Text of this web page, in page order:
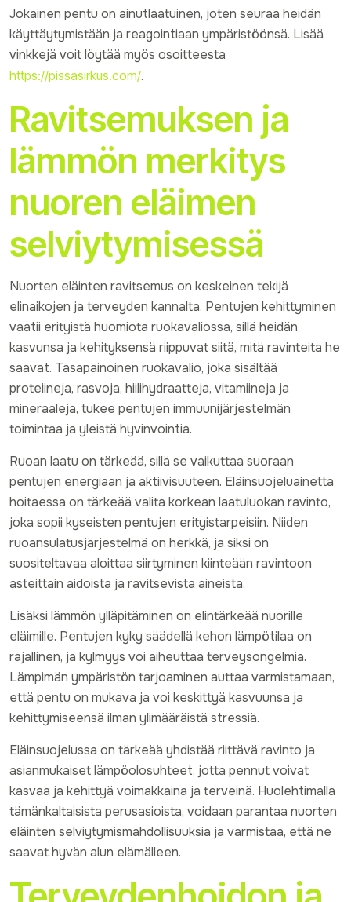
Jokainen pentu on ainutlaatuinen, joten seuraa heidän
käyttäytymistään ja reagointiaan ympäristöönsä. Lisää
vinkkejä voit löytää myös osoitteesta
https://pissasirkus.com/.
Ravitsemuksen ja
lämmön merkitys
nuoren eläimen
selviytymisessä
Nuorten eläinten ravitsemus on keskeinen tekijä
elinaikojen ja terveyden kannalta. Pentujen kehittyminen
vaatii erityistä huomiota ruokavaliossa, sillä heidän
kasvunsa ja kehityksensä riippuvat siitä, mitä ravinteita he
saavat. Tasapainoinen ruokavalio, joka sisältää
proteiineja, rasvoja, hiilihydraatteja, vitamiineja ja
mineraaleja, tukee pentujen immuunijärjestelmän
toimintaa ja yleistä hyvinvointia.
Ruoan laatu on tärkeää, sillä se vaikuttaa suoraan
pentujen energiaan ja aktiivisuuteen. Eläinsuojeluainetta
hoitaessa on tärkeää valita korkean laatuluokan ravinto,
joka sopii kyseisten pentujen erityistarpeisiin. Niiden
ruoansulatusjärjestelmä on herkkä, ja siksi on
suositeltavaa aloittaa siirtyminen kiinteään ravintoon
asteittain aidoista ja ravitsevista aineista.
Lisäksi lämmön ylläpitäminen on elintärkeää nuorille
eläimille. Pentujen kyky säädellä kehon lämpötilaa on
rajallinen, ja kylmyys voi aiheuttaa terveysongelmia.
Lämpimän ympäristön tarjoaminen auttaa varmistamaan,
että pentu on mukava ja voi keskittyä kasvuunsa ja
kehittymiseensä ilman ylimääräistä stressiä.
Eläinsuojelussa on tärkeää yhdistää riittävä ravinto ja
asianmukaiset lämpöolosuhteet, jotta pennut voivat
kasvaa ja kehittyä voimakkaina ja terveinä. Huolehtimalla
tämänkaltaisista perusasioista, voidaan parantaa nuorten
eläinten selviytymismahdollisuuksia ja varmistaa, että ne
saavat hyvän alun elämälleen.